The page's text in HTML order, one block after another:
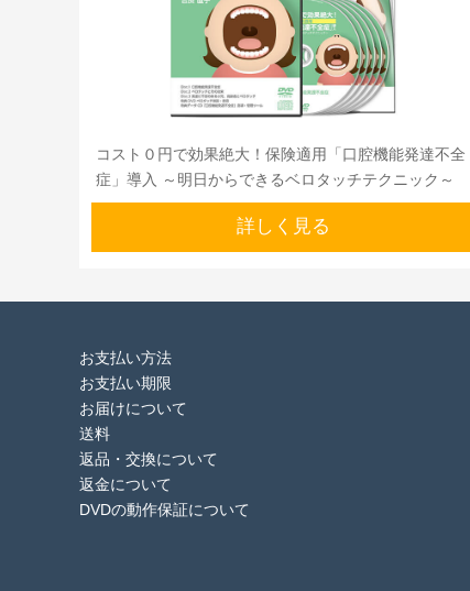
コスト０円で効果絶大！保険適用「口腔機能発達不全
症」導入 ～明日からできるベロタッチテクニック～
詳しく見る
お支払い方法
お支払い期限
お届けについて
送料
返品・交換について
返金について
DVDの動作保証について